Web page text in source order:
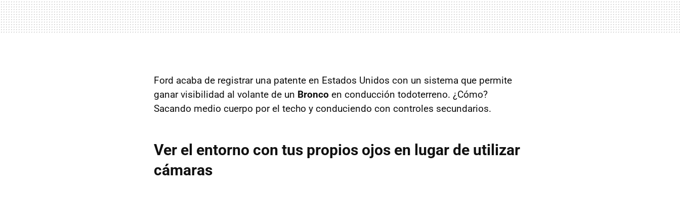
Ford acaba de registrar una patente en Estados Unidos con un sistema que permite
ganar visibilidad al volante de un Bronco en conducción todoterreno. ¿Cómo?
Sacando medio cuerpo por el techo y conduciendo con controles secundarios.
Ver el entorno con tus propios ojos en lugar de utilizar
cámaras